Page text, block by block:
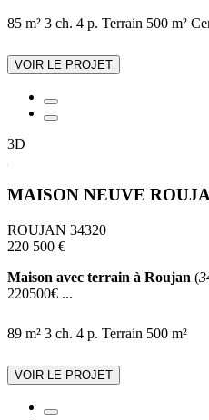
85 m² 3 ch. 4 p. Terrain 500 m²
VOIR LE PROJET
3D
MAISON NEUVE
ROUJAN 34320
220 500 €
Maison avec terrain à Roujan (
220500€ ...
89 m² 3 ch. 4 p. Terrain 500 m²
VOIR LE PROJET